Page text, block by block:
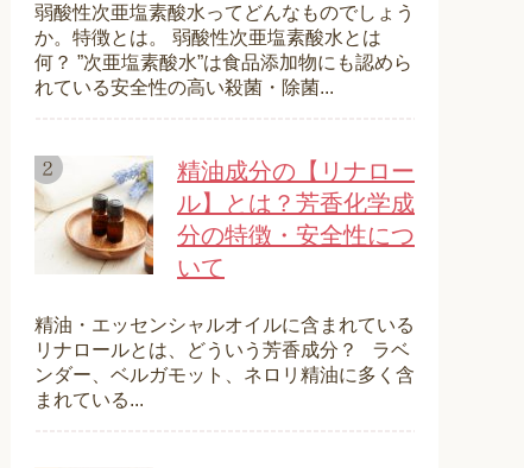
弱酸性次亜塩素酸水ってどんなものでしょう
か。特徴とは。 弱酸性次亜塩素酸水とは
何？ ”次亜塩素酸水”は食品添加物にも認めら
れている安全性の高い殺菌・除菌...
精油成分の【リナロー
ル】とは？芳香化学成
分の特徴・安全性につ
いて
精油・エッセンシャルオイルに含まれている
リナロールとは、どういう芳香成分？ ラベ
ンダー、ベルガモット、ネロリ精油に多く含
まれている...